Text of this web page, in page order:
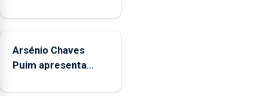
aos
durante
o
de
Arsénio Chaves
Puim apresenta